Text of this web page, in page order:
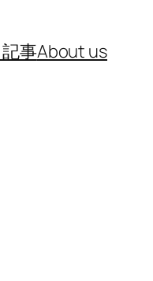
記事About us